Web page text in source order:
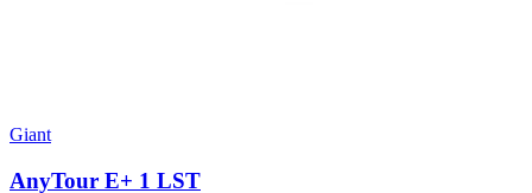
Giant
AnyTour E+ 1 LST